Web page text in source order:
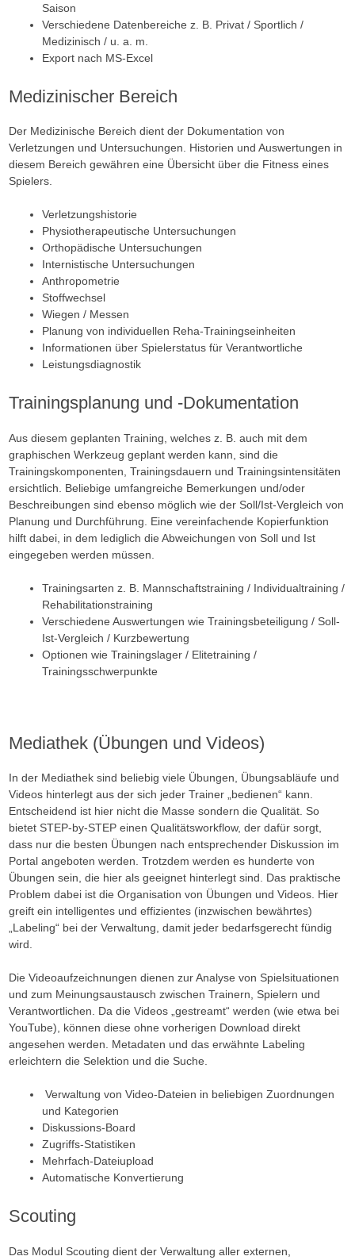
Saison
Verschiedene Datenbereiche z. B. Privat / Sportlich /
Medizinisch / u. a. m.
Export nach MS-Excel
Medizinischer Bereich
Der Medizinische Bereich dient der Dokumentation von
Verletzungen und Untersuchungen. Historien und Auswertungen in
diesem Bereich gewähren eine Übersicht über die Fitness eines
Spielers.
Verletzungshistorie
Physiotherapeutische Untersuchungen
Orthopädische Untersuchungen
Internistische Untersuchungen
Anthropometrie
Stoffwechsel
Wiegen / Messen
Planung von individuellen Reha-Trainingseinheiten
Informationen über Spielerstatus für Verantwortliche
Leistungsdiagnostik
Trainingsplanung und -Dokumentation
Aus diesem geplanten Training, welches z. B. auch mit dem
graphischen Werkzeug geplant werden kann, sind die
Trainingskomponenten, Trainingsdauern und Trainingsintensitäten
ersichtlich. Beliebige umfangreiche Bemerkungen und/oder
Beschreibungen sind ebenso möglich wie der Soll/Ist-Vergleich von
Planung und Durchführung. Eine vereinfachende Kopierfunktion
hilft dabei, in dem lediglich die Abweichungen von Soll und Ist
eingegeben werden müssen.
Trainingsarten z. B. Mannschaftstraining / Individualtraining /
Rehabilitationstraining
Verschiedene Auswertungen wie Trainingsbeteiligung / Soll-
Ist-Vergleich / Kurzbewertung
Optionen wie Trainingslager / Elitetraining /
Trainingsschwerpunkte
Mediathek (Übungen und Videos)
In der Mediathek sind beliebig viele Übungen, Übungsabläufe und
Videos hinterlegt aus der sich jeder Trainer „bedienen“ kann.
Entscheidend ist hier nicht die Masse sondern die Qualität. So
bietet STEP-by-STEP einen Qualitätsworkflow, der dafür sorgt,
dass nur die besten Übungen nach entsprechender Diskussion im
Portal angeboten werden. Trotzdem werden es hunderte von
Übungen sein, die hier als geeignet hinterlegt sind. Das praktische
Problem dabei ist die Organisation von Übungen und Videos. Hier
greift ein intelligentes und effizientes (inzwischen bewährtes)
„Labeling“ bei der Verwaltung, damit jeder bedarfsgerecht fündig
wird.
Die Videoaufzeichnungen dienen zur Analyse von Spielsituationen
und zum Meinungsaustausch zwischen Trainern, Spielern und
Verantwortlichen. Da die Videos „gestreamt“ werden (wie etwa bei
YouTube), können diese ohne vorherigen Download direkt
angesehen werden. Metadaten und das erwähnte Labeling
erleichtern die Selektion und die Suche.
Verwaltung von Video-Dateien in beliebigen Zuordnungen
und Kategorien
Diskussions-Board
Zugriffs-Statistiken
Mehrfach-Dateiupload
Automatische Konvertierung
Scouting
Das Modul Scouting dient der Verwaltung aller externen,